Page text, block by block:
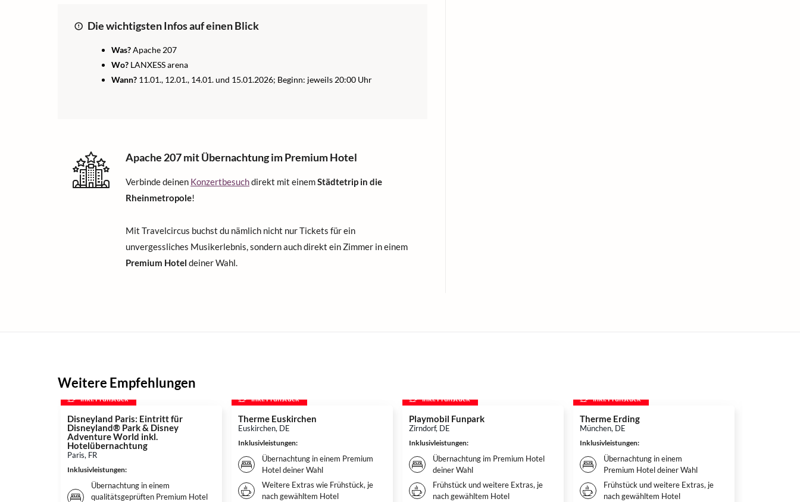
Die wichtigsten Infos auf einen Blick
Was?Apache 207
Wo? LANXESS arena
Wann? 11.01., 12.01., 14.01. und 15.01.2026; Beginn: jeweils 20:00 Uhr
Apache 207 mit Übernachtung im Premium Hotel
Verbinde deinen Konzertbesuchdirekt mit einemStädtetrip in die
Rheinmetropole!
Mit Travelcircus buchst du nämlich nicht nur Tickets für ein
unvergessliches Musikerlebnis, sondern auch direkt ein Zimmer in einem
Premium Hotel deiner Wahl.
Weitere Empfehlungen
inkl. Frühstück
Disneyland Paris: Eintritt für
Disneyland® Park & Disney
Adventure World inkl.
Hotelübernachtung
Paris, FR
Inklusivleistungen:
Übernachtung in einem
qualitätsgeprüften Premium Hotel
inkl. Frühstück
Therme Euskirchen
Euskirchen, DE
Inklusivleistungen:
Übernachtung in einem Premium
Hotel deiner Wahl
Weitere Extras wie Frühstück, je
nach gewähltem Hotel
inkl. Frühstück
Playmobil Funpark
Zirndorf, DE
Inklusivleistungen:
Übernachtung im Premium Hotel
deiner Wahl
Frühstück und weitere Extras, je
nach gewähltem Hotel
inkl. Frühstück
Therme Erding
München, DE
Inklusivleistungen:
Übernachtung in einem
Premium Hotel deiner Wahl
Frühstück und weitere Extras, je
nach gewähltem Hotel